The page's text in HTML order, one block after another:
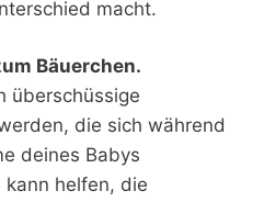
macht.
Bäuerchen.
überschüssige
die sich während
deines Babys
helfen, die